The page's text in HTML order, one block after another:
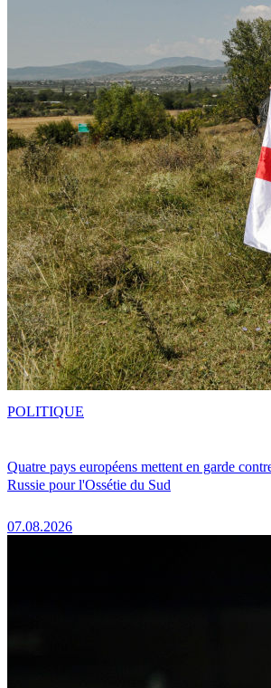
Quatre pays européens mettent en garde
Russie pour l'Ossétie du Sud
07.08.2026
POLITIQUE